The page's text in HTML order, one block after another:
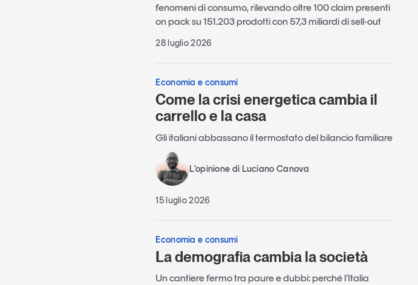
fenomeni di consumo, rilevando oltre 100 claim presenti
on pack su 151.203 prodotti con 57,3 miliardi di sell-out
28 luglio 2026
Economia e consumi
Come la crisi energetica cambia il
carrello e la casa
Gli italiani abbassano il termostato del bilancio familiare
L’opinione di Luciano Canova
15 luglio 2026
Economia e consumi
La demografia cambia la società
Un cantiere fermo tra paure e dubbi: perché l’Italia